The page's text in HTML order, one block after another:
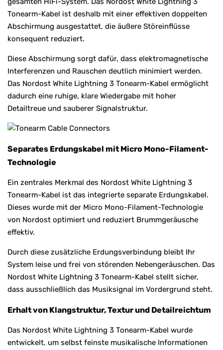
Tonearm-Kabel ist deshalb mit einer effektiven doppelten
Abschirmung ausgestattet, die äußere Störeinflüsse
konsequent reduziert.
Diese Abschirmung sorgt dafür, dass elektromagnetische
Interferenzen und Rauschen deutlich minimiert werden.
Das Nordost White Lightning 3 Tonearm-Kabel ermöglicht
dadurch eine ruhige, klare Wiedergabe mit hoher
Detailtreue und sauberer Signalstruktur.
Separates Erdungskabel mit Micro Mono-Filament-
Technologie
Ein zentrales Merkmal des Nordost White Lightning 3
Tonearm-Kabel ist das integrierte separate Erdungskabel.
Dieses wurde mit der Micro Mono-Filament-Technologie
von Nordost optimiert und reduziert Brummgeräusche
effektiv.
Durch diese zusätzliche Erdungsverbindung bleibt Ihr
System leise und frei von störenden Nebengeräuschen. Das
Nordost White Lightning 3 Tonearm-Kabel stellt sicher,
dass ausschließlich das Musiksignal im Vordergrund steht.
Erhalt von Klangstruktur, Textur und Detailreichtum
Das Nordost White Lightning 3 Tonearm-Kabel wurde
entwickelt, um selbst feinste musikalische Informationen